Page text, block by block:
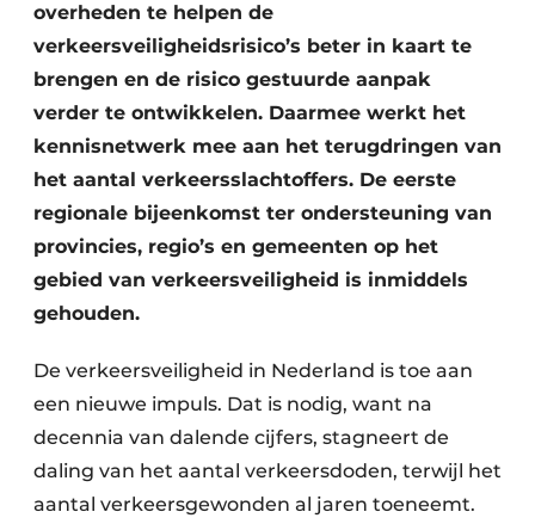
Kopen/Huren/Leasen
Sloop & Recycling
Bouwtransport
Machines & Materieel
overheden te helpen de
verkeersveiligheidsrisico’s beter in kaart te
brengen en de risico gestuurde aanpak
verder te ontwikkelen. Daarmee werkt het
kennisnetwerk mee aan het terugdringen van
het aantal verkeersslachtoffers. De eerste
regionale bijeenkomst ter ondersteuning van
provincies, regio’s en gemeenten op het
gebied van verkeersveiligheid is inmiddels
gehouden.
De verkeersveiligheid in Nederland is toe aan
een nieuwe impuls. Dat is nodig, want na
decennia van dalende cijfers, stagneert de
daling van het aantal verkeersdoden, terwijl het
aantal verkeersgewonden al jaren toeneemt.